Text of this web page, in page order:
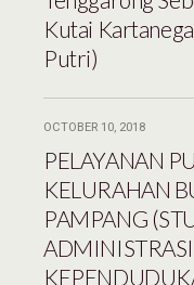
Kutai
Putri)
OCTOBER 10, 2018
PELAYANAN
KELURAHAN
PAMPANG
ADMINISTRASI